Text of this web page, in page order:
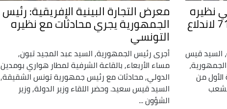
نظيره
التونسي بمناسبة الذكرى الـ71 لاندلاع
السيد قيس
الأول من
معرض التجارة البينية الإفريقية: رئيس
الجمهورية يجري محادثات مع نظيره
التونسي
أجرى رئيس الجمهورية, السيد عبد المجيد تبون,
مساء الأربعاء, بالقاعة الشرفية لمطار هواري بومدين
الدولي, محادثات مع رئيس جمهورية تونس الشقيقة,
السيد قيس سعيد. وحضر اللقاء وزير الدولة, وزير
الشؤون ...